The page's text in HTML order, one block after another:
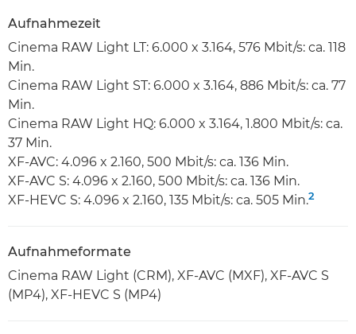
Aufnahmezeit
Cinema RAW Light LT: 6.000 x 3.164, 576 Mbit/s: ca. 118
Min.
Cinema RAW Light ST: 6.000 x 3.164, 886 Mbit/s: ca. 77
Min.
Cinema RAW Light HQ: 6.000 x 3.164, 1.800 Mbit/s: ca.
37 Min.
XF-AVC: 4.096 x 2.160, 500 Mbit/s: ca. 136 Min.
XF-AVC S: 4.096 x 2.160, 500 Mbit/s: ca. 136 Min.
XF-HEVC S: 4.096 x 2.160, 135 Mbit/s: ca. 505 Min.2
Aufnahmeformate
Cinema RAW Light (CRM), XF-AVC (MXF), XF-AVC S
(MP4), XF-HEVC S (MP4)